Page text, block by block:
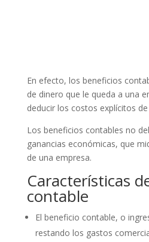
En efecto, los beneficios
de dinero que le queda a una
deducir los costos explícitos
Los beneficios contables no
ganancias económicas, que
de una empresa.
Características
contable
El beneficio contable, o
restando los gastos